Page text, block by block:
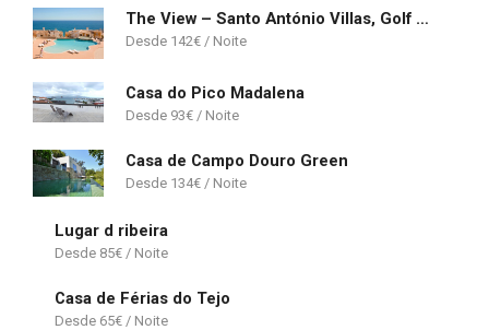
The View – Santo António Villas, Golf & Spa Resort
142€
Casa do Pico Madalena
93€
Casa de Campo Douro Green
134€
Lugar d ribeira
85€
Casa de Férias do Tejo
65€